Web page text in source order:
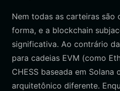
Nem todas as carteiras são
forma, e a blockchain
significativa. Ao contrário
para cadeias EVM (como
CHESS baseada em Solana
arquitetônico diferente.